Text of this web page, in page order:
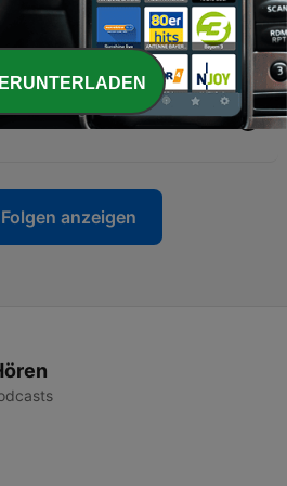
La Métairie : deux regards sur
une même méthode
affective : l’addiction
silence
anzeigen